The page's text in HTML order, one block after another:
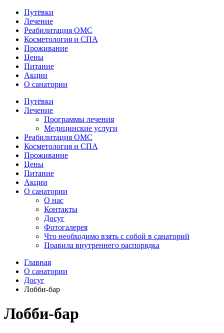
Путёвки
Лечение
Реабилитация ОМС
Косметология и СПА
Проживание
Цены
Питание
Акции
О санатории
Путёвки
Лечение
Программы лечения
Медицинские услуги
Реабилитация ОМС
Косметология и СПА
Проживание
Цены
Питание
Акции
О санатории
О нас
Контакты
Досуг
Фотогалерея
Что необходимо взять с собой в санаторий
Правила внутреннего распорядка
Главная
О санатории
Досуг
Лобби-бар
Лобби-бар